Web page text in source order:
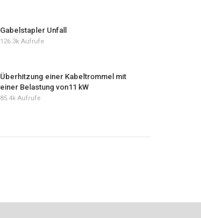
Gabelstapler Unfall
126.3k Aufrufe
Überhitzung einer Kabeltrommel mit
einer Belastung von11 kW
85.4k Aufrufe